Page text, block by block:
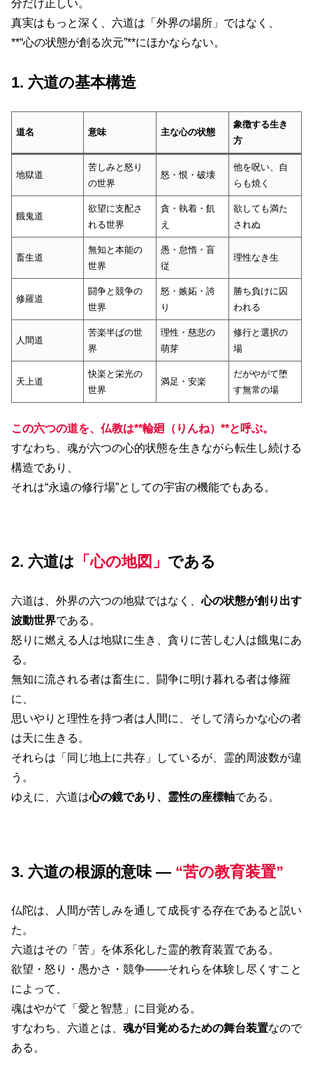
分だけ正しい。
真実はもっと深く、六道は「外界の場所」ではなく、
**“心の状態が創る次元”**にほかならない。
1. 六道の基本構造
道名 意味 主な心の状態
象徴する生き
方
地獄道
苦しみと怒り
の世界
怒・恨・破壊
他を呪い、自
らも焼く
餓鬼道
欲望に支配さ
れる世界
貪・執着・飢
え
欲しても満た
されぬ
畜生道
無知と本能の
世界
愚・怠惰・盲
従
理性なき生
修羅道
闘争と競争の
世界
怒・嫉妬・誇
り
勝ち負けに囚
われる
人間道
苦楽半ばの世
界
理性・慈悲の
萌芽
修行と選択の
場
天上道
快楽と栄光の
世界
満足・安楽
だがやがて堕
す無常の場
この六つの道を、仏教は**輪廻（りんね）**と呼ぶ。
すなわち、魂が六つの心的状態を生きながら転生し続ける
構造であり、
それは“永遠の修行場”としての宇宙の機能でもある。
2. 六道は 「心の地図」 である
六道は、外界の六つの地獄ではなく、心の状態が創り出す
波動世界である。
怒りに燃える人は地獄に生き、貪りに苦しむ人は餓鬼にあ
る。
無知に流される者は畜生に、闘争に明け暮れる者は修羅
に、
思いやりと理性を持つ者は人間に、そして清らかな心の者
は天に生きる。
それらは「同じ地上に共存」しているが、霊的周波数が違
う。
ゆえに、六道は心の鏡であり、霊性の座標軸である。
3. 六道の根源的意味 ― “苦の教育装置”
仏陀は、人間が苦しみを通して成長する存在であると説い
た。
六道はその「苦」を体系化した霊的教育装置である。
欲望・怒り・愚かさ・競争――それらを体験し尽くすこと
によって、
魂はやがて「愛と智慧」に目覚める。
すなわち、六道とは、 魂が目覚めるための舞台装置なので
ある。